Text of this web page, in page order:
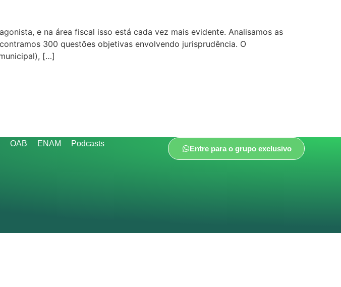
e na área fiscal isso está cada vez mais evidente. Analisamos as
300 questões objetivas envolvendo jurisprudência. O
[…]
OAB ENAM Podcasts
Entre para o grupo exclusivo